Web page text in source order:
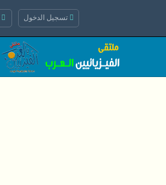
تسجيل الدخول